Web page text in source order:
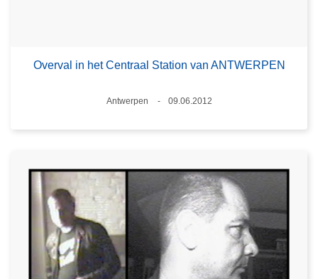
Overval in het Centraal Station van ANTWERPEN
Plaats
Antwerpen
09.06.2012